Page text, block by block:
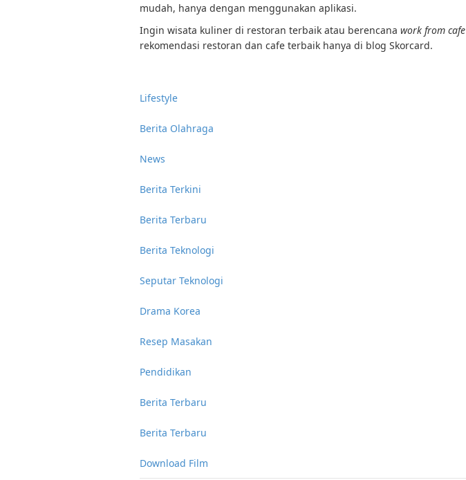
mudah, hanya dengan menggunakan aplikasi.
Ingin wisata kuliner di restoran terbaik atau berencana work from cafe
rekomendasi restoran dan cafe terbaik hanya di blog Skorcard.
Lifestyle
Berita Olahraga
News
Berita Terkini
Berita Terbaru
Berita Teknologi
Seputar Teknologi
Drama Korea
Resep Masakan
Pendidikan
Berita Terbaru
Berita Terbaru
Download Film